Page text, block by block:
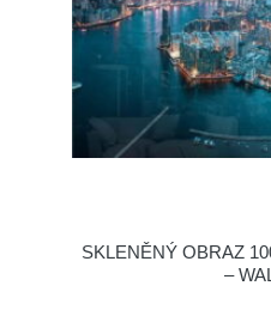
SKLENĚNÝ OBRAZ
–